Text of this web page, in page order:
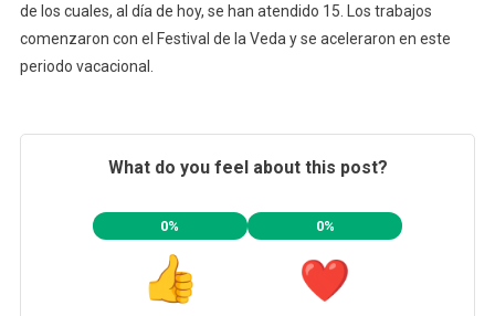
de los cuales, al día de hoy, se han atendido 15. Los trabajos
comenzaron con el Festival de la Veda y se aceleraron en este
periodo vacacional.
What do you feel about this post?
0% 0%